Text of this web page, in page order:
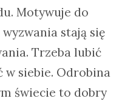
Motywuje do
wyzwania stają się
Trzeba lubić
w siebie. Odrobina
świecie to dobry